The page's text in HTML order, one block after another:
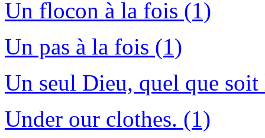
Un flocon à la fois (1)
Un pas à la fois (1)
Un seul Dieu, quel que
Under our clothes. (1)